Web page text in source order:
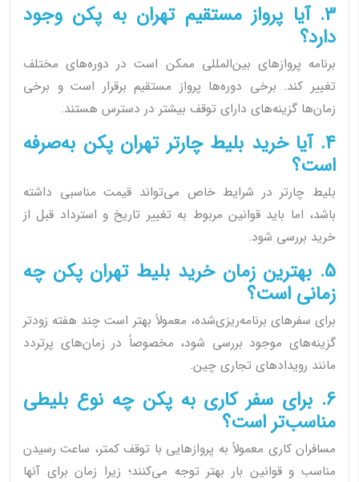
3. آیا پرواز مستقیم تهران به پکن وجود
دارد؟
برنامه پروازهای بین‌المللی ممکن است در دوره‌های مختلف
تغییر کند. برخی دوره‌ها پرواز مستقیم برقرار است و برخی
زمان‌ها گزینه‌های دارای توقف بیشتر در دسترس هستند.
4. آیا خرید بلیط چارتر تهران پکن به‌صرفه
است؟
بلیط چارتر در شرایط خاص می‌تواند قیمت مناسبی داشته
باشد، اما باید قوانین مربوط به تغییر تاریخ و استرداد قبل از
خرید بررسی شود.
5. بهترین زمان خرید بلیط تهران پکن چه
زمانی است؟
برای سفرهای برنامه‌ریزی‌شده، معمولاً بهتر است چند هفته زودتر
گزینه‌های موجود بررسی شود، مخصوصاً در زمان‌های پرتردد
مانند رویدادهای تجاری چین.
6. برای سفر کاری به پکن چه نوع بلیطی
مناسب‌تر است؟
مسافران کاری معمولاً به پروازهایی با توقف کمتر، ساعت رسیدن
مناسب و قوانین بار بهتر توجه می‌کنند؛ زیرا زمان برای آنها